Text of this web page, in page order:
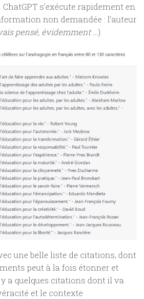
ChatGPT s’exécute rapidement en
non demandée : l’auteur
pensé, évidemment …)
une belle liste de citations, dont
peut à la fois étonner et
a quelques citations dont il va
et le contexte